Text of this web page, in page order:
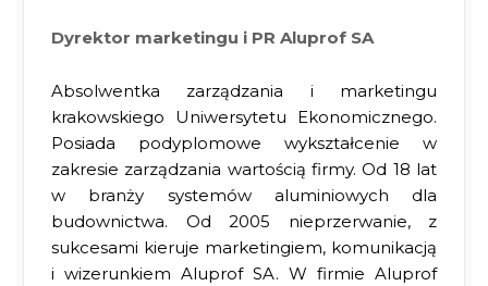
Dyrektor marketingu i PR Aluprof SA
Absolwentka zarządzania i marketingu
krakowskiego Uniwersytetu Ekonomicznego.
Posiada podyplomowe wykształcenie w
zakresie zarządzania wartością firmy.Od 18 lat
w branży systemów aluminiowych dla
budownictwa. Od 2005 nieprzerwanie, z
sukcesami kieruje marketingiem, komunikacją
i wizerunkiem Aluprof SA. W firmie Aluprof